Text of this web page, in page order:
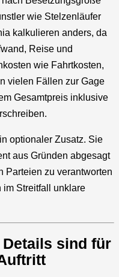
wie Stelzenläufer
kalkulieren anders, da
Reise und
wie Fahrtkosten,
vielen Fällen zur Gage
Gesamtpreis inklusive
optionaler Zusatz. Sie
aus Gründen abgesagt
Parteien zu verantworten
im Streitfall unklare
sind für